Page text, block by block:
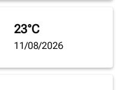
23°C
11/08/2026